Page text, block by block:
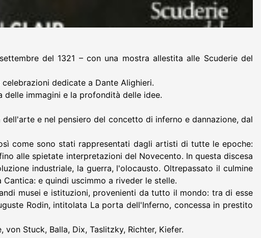
del 1321 – con una mostra allestita alle Scuderie del
dedicate a Dante Alighieri.
immagini e la profondità delle idee.
e nel pensiero del concetto di inferno e dannazione, dal
come sono stati rappresentati dagli artisti di tutte le epoche:
alle spietate interpretazioni del Novecento. In questa discesa
industriale, la guerra, l'olocausto. Oltrepassato il culmine
e quindi uscimmo a riveder le stelle.
musei e istituzioni, provenienti da tutto il mondo: tra di esse
Rodin, intitolata La porta dell'Inferno, concessa in prestito
Stuck, Balla, Dix, Taslitzky, Richter, Kiefer.